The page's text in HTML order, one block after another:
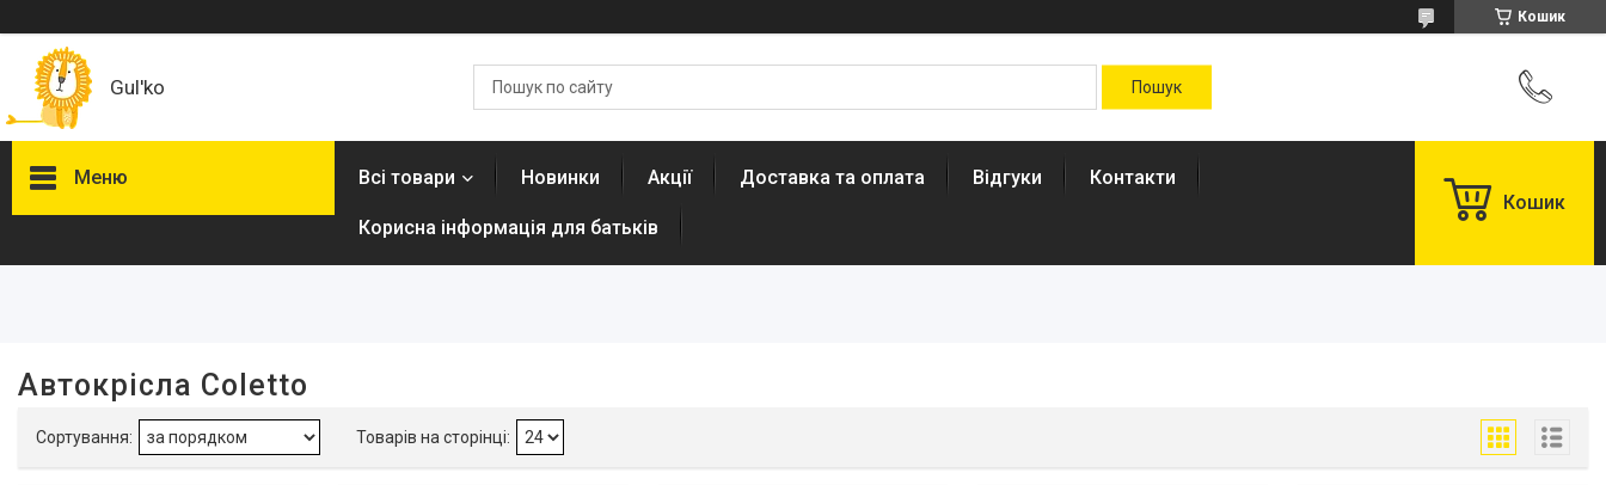
Кошик
Gul'ko
Меню
Про нас
Акційні пропозиції
Всі товари Новинки Акції Доставка та оплата Відгуки Контакти
Корисна інформація для батьків
Кошик
Автокрісла Coletto